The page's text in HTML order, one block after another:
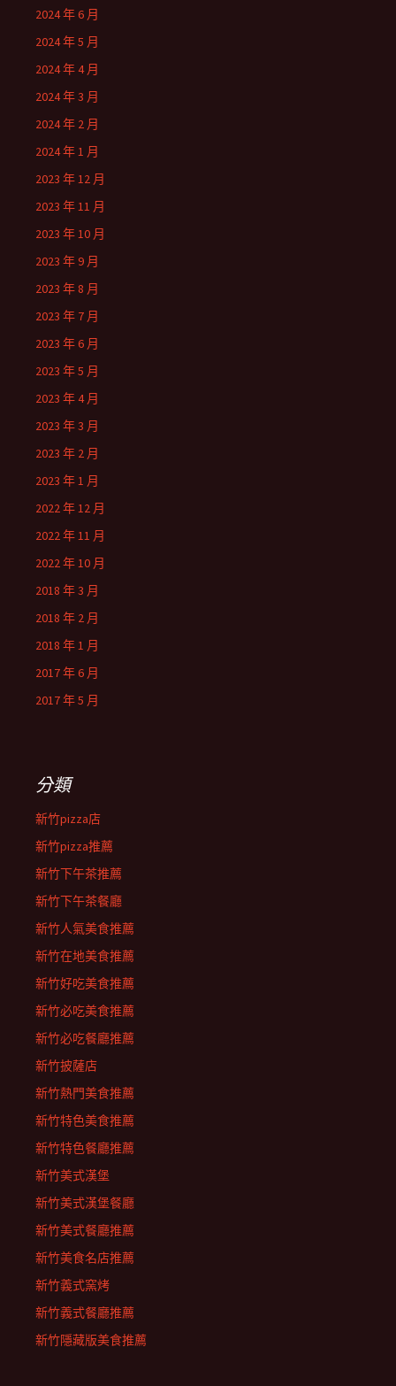
2024 年 6 月
2024 年 5 月
2024 年 4 月
2024 年 3 月
2024 年 2 月
2024 年 1 月
2023 年 12 月
2023 年 11 月
2023 年 10 月
2023 年 9 月
2023 年 8 月
2023 年 7 月
2023 年 6 月
2023 年 5 月
2023 年 4 月
2023 年 3 月
2023 年 2 月
2023 年 1 月
2022 年 12 月
2022 年 11 月
2022 年 10 月
2018 年 3 月
2018 年 2 月
2018 年 1 月
2017 年 6 月
2017 年 5 月
分類
新竹pizza店
新竹pizza推薦
新竹下午茶推薦
新竹下午茶餐廳
新竹人氣美食推薦
新竹在地美食推薦
新竹好吃美食推薦
新竹必吃美食推薦
新竹必吃餐廳推薦
新竹披薩店
新竹熱門美食推薦
新竹特色美食推薦
新竹特色餐廳推薦
新竹美式漢堡
新竹美式漢堡餐廳
新竹美式餐廳推薦
新竹美食名店推薦
新竹義式窯烤
新竹義式餐廳推薦
新竹隱藏版美食推薦